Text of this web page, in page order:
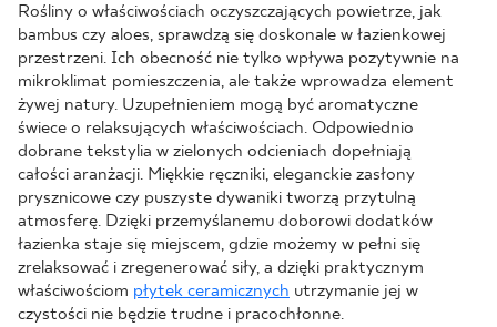
Rośliny o właściwościach oczyszczających powietrze, jak
bambus czy aloes, sprawdzą się doskonale w łazienkowej
przestrzeni. Ich obecność nie tylko wpływa pozytywnie na
mikroklimat pomieszczenia, ale także wprowadza element
żywej natury. Uzupełnieniem mogą być aromatyczne
świece o relaksujących właściwościach. Odpowiednio
dobrane tekstylia w zielonych odcieniach dopełniają
całości aranżacji. Miękkie ręczniki, eleganckie zasłony
prysznicowe czy puszyste dywaniki tworzą przytulną
atmosferę. Dzięki przemyślanemu doborowi dodatków
łazienka staje się miejscem, gdzie możemy w pełni się
zrelaksować i zregenerować siły, a dzięki praktycznym
właściwościom płytek ceramicznych utrzymanie jej w
czystości nie będzie trudne i pracochłonne.